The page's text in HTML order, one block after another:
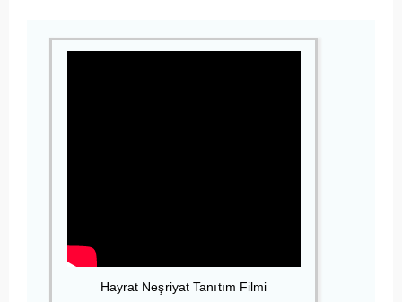
Hayrat Neşriyat Tanıtım Filmi